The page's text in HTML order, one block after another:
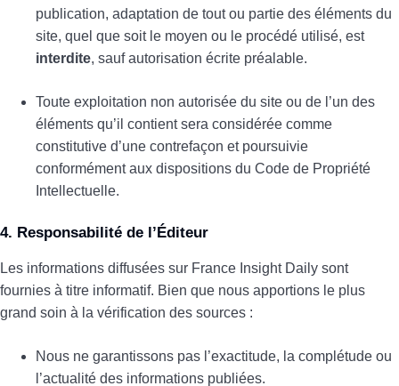
publication, adaptation de tout ou partie des éléments du
site, quel que soit le moyen ou le procédé utilisé, est
interdite, sauf autorisation écrite préalable.
Toute exploitation non autorisée du site ou de l’un des
éléments qu’il contient sera considérée comme
constitutive d’une contrefaçon et poursuivie
conformément aux dispositions du Code de Propriété
Intellectuelle.
4. Responsabilité de l’Éditeur
Les informations diffusées sur France Insight Daily sont
fournies à titre informatif. Bien que nous apportions le plus
grand soin à la vérification des sources :
Nous ne garantissons pas l’exactitude, la complétude ou
l’actualité des informations publiées.